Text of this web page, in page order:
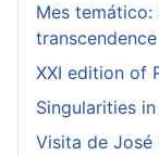
Mes temático:
transcendence
XXI edition of
Singularities
Visita de José